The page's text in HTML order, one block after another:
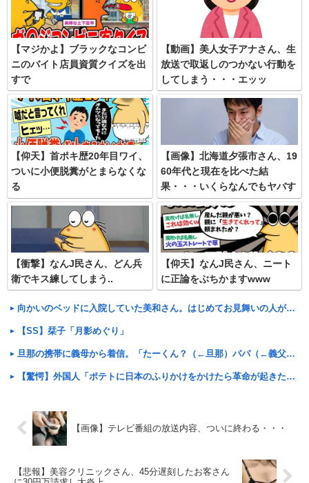
【マジかよ】ブラックなコンビ
ニのバイト店員資質クイズを出
すで
【動画】美人女子アナさん、生
放送で取返しのつかない行動を
してしまう・・・エッッ
【仰天】首ポキ歴20年目ワイ、
ついに小便脱糞がとまらなくな
る
【画像】北海道夕張市さん、19
60年代と現在を比べた結
果・・・いくらなんでもヤバす
ぎ
【衝撃】なんJ民さん、どん兵
衛でキス練してしまう..
【仰天】なんJ民さん、ニート
に正論をぶちかますwww
向かいのベッドに入院していた美和さん。はじめてお見舞いの人が来たと思ったらその女性が大声でスマホの画面を読みあげはじめた
【SS】栞子「月影めぐり」
旦那の携帯に義母から着信。「たーくん？（←旦那）パパ（←義父）の誕生日ご飯どうする？」
【驚愕】外国人「ポテトに日本のふりかけをかけたら革命が起きた」→世界中で中毒者が続出w
【画像】テレビ番組の放送内容、ついに終わる・・・
【悲報】美容クリニックさん、45分遅刻したお客さん